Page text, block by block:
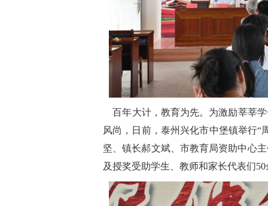
百年大计，教育为先。为激励莘莘
风尚，日前，泰州兴化市中堡镇举行
坚、镇长郝文斌、市教育局资助中心
及授奖受助学生、教师和家长代表们